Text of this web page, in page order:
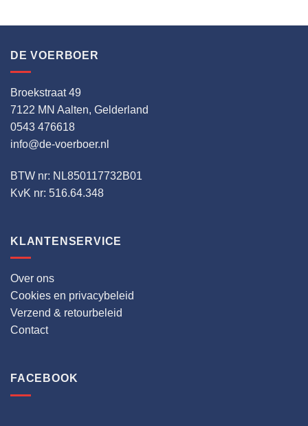
DE VOERBOER
Broekstraat 49
7122 MN Aalten, Gelderland
0543 476618
info@de-voerboer.nl
BTW nr: NL850117732B01
KvK nr: 516.64.348
KLANTENSERVICE
Over ons
Cookies en privacybeleid
Verzend & retourbeleid
Contact
FACEBOOK